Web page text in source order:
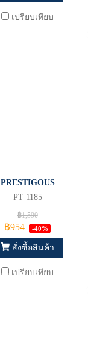
เปรียบเทียบ
PRESTIGOUS
PT 1185
฿1,590
฿954 -40%
สั่งซื้อสินค้า
เปรียบเทียบ